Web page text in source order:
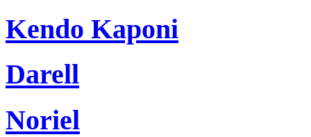
Kendo Kaponi
Darell
Noriel